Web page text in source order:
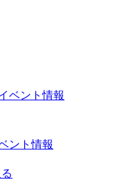
ベント情報
ント情報